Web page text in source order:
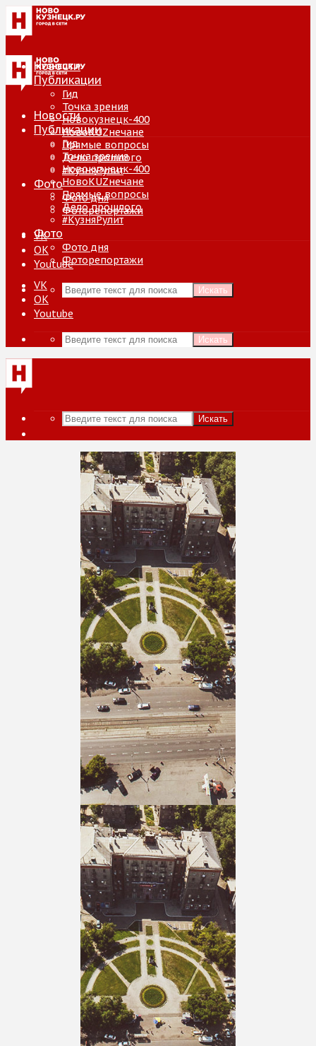
Новости
Публикации
Гид
Точка зрения
Новокузнецк-400
НовоKUZнечане
Прямые вопросы
Дело прошлого
#КузняРулит
Фото
Фото дня
Фоторепортажи
VK
ОК
Youtube
Искать
Новости
Публикации
Гид
Точка зрения
Новокузнецк-400
НовоKUZнечане
Прямые вопросы
Дело прошлого
#КузняРулит
Фото
Фото дня
Фоторепортажи
VK
ОК
Youtube
Искать
Искать